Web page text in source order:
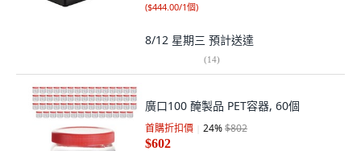
($444.00/1個)
8/12 星期三 預計送達
(14)
廣口100 醃製品 PET容器, 60個
首購折扣價 24%$802
$602